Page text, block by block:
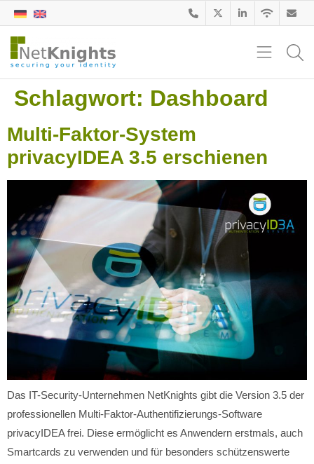
Schlagwort: Dashboard
Multi-Faktor-System
privacyIDEA 3.5 erschienen
Das IT-Security-Unternehmen NetKnights gibt die Version 3.5 der
professionellen Multi-Faktor-Authentifizierungs-Software
privacyIDEA frei. Diese ermöglicht es Anwendern erstmals, auch
Smartcards zu verwenden und für besonders schützenswerte